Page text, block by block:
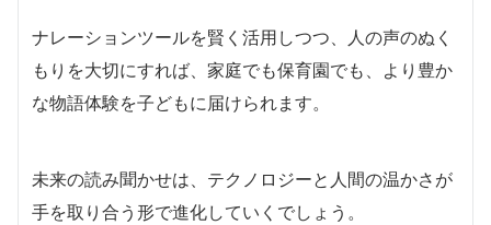
ナレーションツールを賢く活用しつつ、人の声のぬく
もりを大切にすれば、家庭でも保育園でも、より豊か
な物語体験を子どもに届けられます。
未来の読み聞かせは、テクノロジーと人間の温かさが
手を取り合う形で進化していくでしょう。